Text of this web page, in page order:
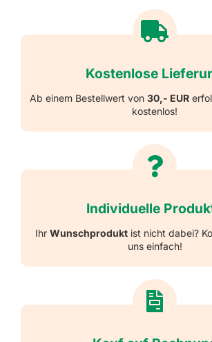
Kostenlose
Ab einem Bestellwert von 30,- EUR
kostenlos!
Individuelle
Ihr Wunschproduktist nicht dabei?
uns einfach!